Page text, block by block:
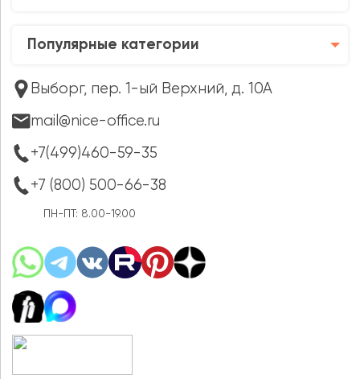
Популярные категории
Выборг, пер. 1-ый Верхний, д. 10А
mail@nice-office.ru
+7(499)460-59-35
+7 (800) 500-66-38
ПН-ПТ: 8.00-19.00